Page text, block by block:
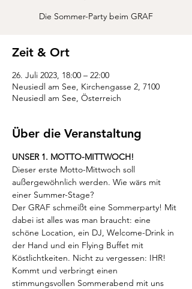
Die Sommer-Party beim GRAF
Zeit & Ort
26. Juli 2023, 18:00 – 22:00
Neusiedl am See, Kirchengasse 2, 7100
Neusiedl am See, Österreich
Über die Veranstaltung
UNSER 1. MOTTO-MITTWOCH!
Dieser erste Motto-Mittwoch soll
außergewöhnlich werden. Wie wärs mit
einer Summer-Stage?
Der GRAF schmeißt eine Sommerparty! Mit
dabei ist alles was man braucht: eine
schöne Location, ein DJ, Welcome-Drink in
der Hand und ein Flying Buffet mit
Köstlichtkeiten. Nicht zu vergessen: IHR!
Kommt und verbringt einen
stimmungsvollen Sommerabend mit uns